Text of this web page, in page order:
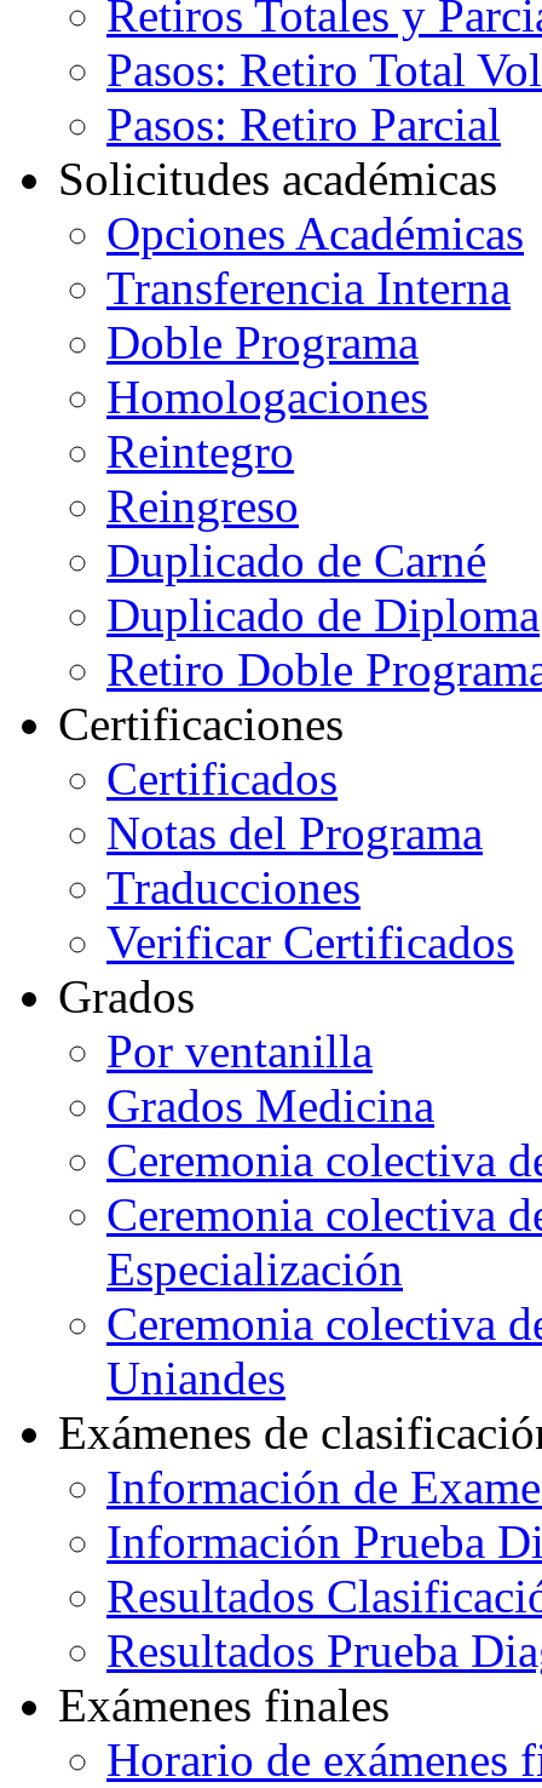
Retiros Totales y
Pasos: Retiro Total
Pasos: Retiro Parcial
Solicitudes académicas
Opciones Académicas
Transferencia Interna
Doble Programa
Homologaciones
Reintegro
Reingreso
Duplicado de Carné
Duplicado de Diploma
Retiro Doble
Certificaciones
Certificados
Notas del Programa
Traducciones
Verificar Certificados
Grados
Por ventanilla
Grados Medicina
Ceremonia colectiva
Ceremonia colectiva
Especialización
Ceremonia colectiva
Uniandes
Exámenes de
Información de
Información Prueba
Resultados
Resultados Prueba
Exámenes finales
Horario de exámenes